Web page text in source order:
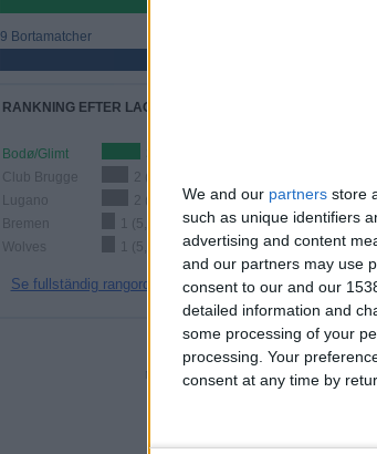
We and our partners store
such as unique identifiers
advertising and content
and our partners may use
consent to our and our
detailed information and
some processing of your
processing. Your
consent at any time by
9 Bortamatcher
RANKNING EFTER LAG
Bodø/Glimt
Club Brugge
2 (11,76%)
Lugano
2 (11,76%)
Bremen
1 (5,88%)
Wolves
1 (5,88%)
Se fullständig rangordning
ANTAL
MÅNDAG TISDAG ONSDAG